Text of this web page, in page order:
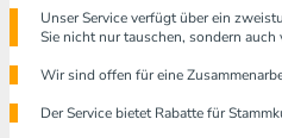
Unser Service verfügt über ein
Sie nicht nur tauschen, sondern auch
Wir sind offen für eine
Der Service bietet Rabatte für